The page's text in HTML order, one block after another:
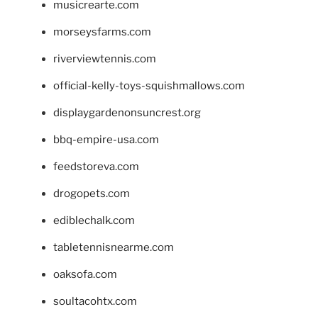
musicrearte.com
morseysfarms.com
riverviewtennis.com
official-kelly-toys-squishmallows.com
displaygardenonsuncrest.org
bbq-empire-usa.com
feedstoreva.com
drogopets.com
ediblechalk.com
tabletennisnearme.com
oaksofa.com
soultacohtx.com